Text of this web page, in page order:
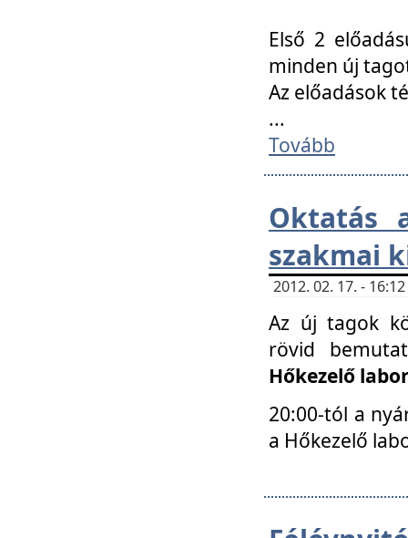
Első 2
minden új
Az előadások
...
Tovább
Oktatás
szakmai
2012. 02. 17. -
Az új tagok
rövid
Hőkezelő
20:00-tól a
a Hőkezelő